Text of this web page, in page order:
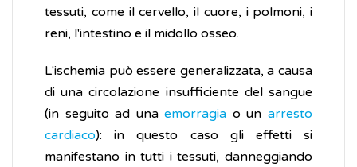
tessuti, come il cervello, il cuore, i polmoni, i
reni, l'intestino e il midollo osseo.
L'ischemia può essere generalizzata, a causa
di una circolazione insufficiente del sangue
(in seguito ad unaemorragia o unarresto
cardiaco): in questo caso gli effetti si
manifestano in tutti i tessuti, danneggiando